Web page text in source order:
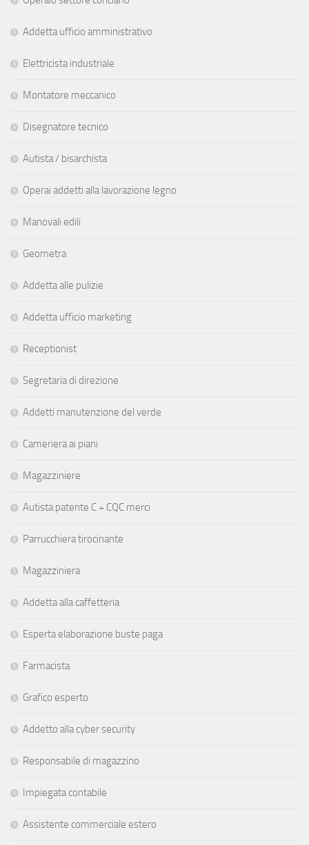
Addetta ufficio amministrativo
Elettricista industriale
Montatore meccanico
Disegnatore tecnico
Autista / bisarchista
Operai addetti alla lavorazione legno
Manovali edili
Geometra
Addetta alle pulizie
Addetta ufficio marketing
Receptionist
Segretaria di direzione
Addetti manutenzione del verde
Cameriera ai piani
Magazziniere
Autista patente C + CQC merci
Parrucchiera tirocinante
Magazziniera
Addetta alla caffetteria
Esperta elaborazione buste paga
Farmacista
Grafico esperto
Addetto alla cyber security
Responsabile di magazzino
Impiegata contabile
Assistente commerciale estero